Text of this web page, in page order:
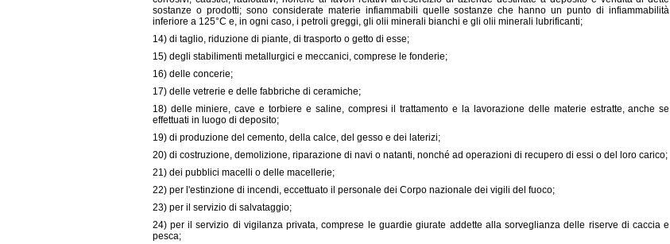
sostanze o prodotti; sono considerate materie infiammabili quelle sostanze che hanno un punto di infiammabilità
inferiore a 125°C e, in ogni caso, i petroli greggi, gli olii minerali bianchi e gli olii minerali lubrificanti;
14) di taglio, riduzione di piante, di trasporto o getto di esse;
15) degli stabilimenti metallurgici e meccanici, comprese le fonderie;
16) delle concerie;
17) delle vetrerie e delle fabbriche di ceramiche;
18) delle miniere, cave e torbiere e saline, compresi il trattamento e la lavorazione delle materie estratte, anche se
effettuati in luogo di deposito;
19) di produzione del cemento, della calce, del gesso e dei laterizi;
20) di costruzione, demolizione, riparazione di navi o natanti, nonché ad operazioni di recupero di essi o del loro carico;
21) dei pubblici macelli o delle macellerie;
22) per l'estinzione di incendi, eccettuato il personale dei Corpo nazionale dei vigili del fuoco;
23) per il servizio di salvataggio;
24) per il servizio di vigilanza privata, comprese le guardie giurate addette alla sorveglianza delle riserve di caccia e
pesca;